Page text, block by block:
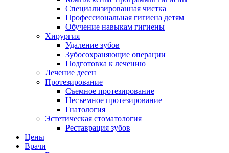
Специализированная чистка
Профессиональная гигиена детям
Обучение навыкам гигиены
Хирургия
Удаление зубов
Зубосохраняющие операции
Подготовка к лечению
Лечение десен
Протезирование
Съемное протезирование
Несъемное протезирование
Гнатология
Эстетическая стоматология
Реставрация зубов
Цены
Врачи